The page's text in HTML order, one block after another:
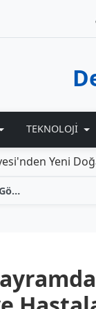
TEKNOLOJI
Doğan
Başkan Çavuşoğlu, Bayramda Görev Başındaki Personel ve Hastaları Unutmadı